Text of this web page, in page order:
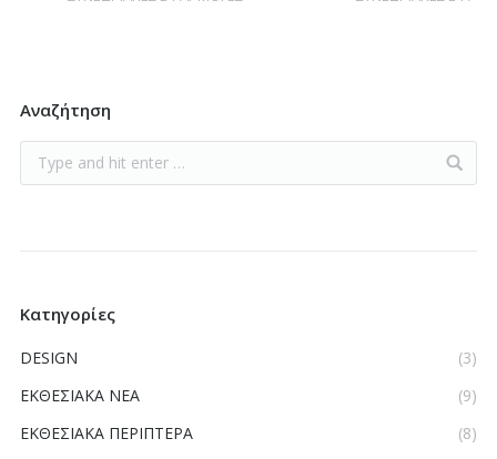
Αναζήτηση
Κατηγορίες
DESIGN
(3)
ΕΚΘΕΣΙΑΚΑ ΝΕΑ
(9)
ΕΚΘΕΣΙΑΚΑ ΠΕΡΙΠΤΕΡΑ
(8)